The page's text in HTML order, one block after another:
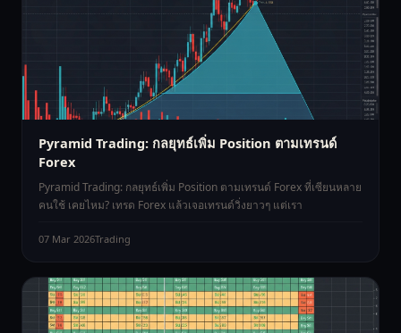
Pyramid Trading: กลยุทธ์เพิ่ม Position ตามเทรนด์
Forex
Pyramid Trading: กลยุทธ์เพิ่ม Position ตามเทรนด์ Forex ที่เซียนหลาย
คนใช้ เคยไหม? เทรด Forex แล้วเจอเทรนด์วิ่งยาวๆ แต่เรา
07 Mar 2026Trading